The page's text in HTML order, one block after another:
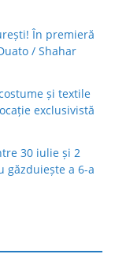
În premieră
/ Shahar
și textile
exclusivistă
30 iulie și 2
găzduiește a 6-a